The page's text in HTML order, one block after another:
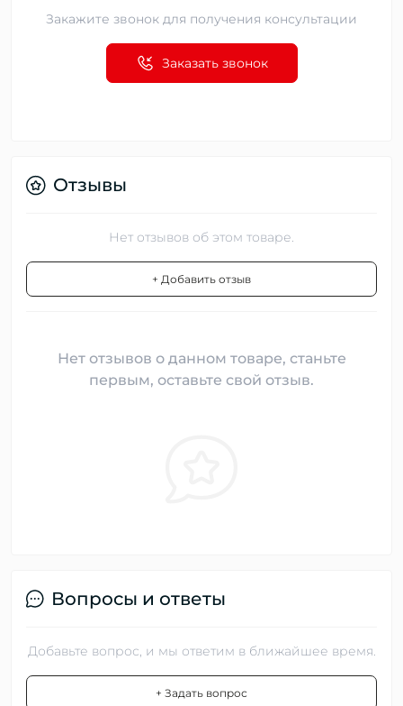
Закажите звонок для получения консультации
Заказать звонок
Отзывы
Нет отзывов об этом товаре.
+ Добавить отзыв
Нет отзывов о данном товаре, станьте
первым, оставьте свой отзыв.
Вопросы и ответы
Добавьте вопрос, и мы ответим в ближайшее время.
+ Задать вопрос